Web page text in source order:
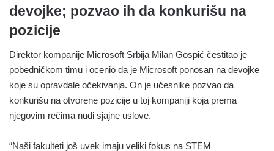
devojke; pozvao ih da konkurišu na
pozicije
Direktor kompanije Microsoft Srbija Milan Gospić čestitao je
pobedničkom timu i ocenio da je Microsoft ponosan na devojke
koje su opravdale očekivanja. On je učesnike pozvao da
konkurišu na otvorene pozicije u toj kompaniji koja prema
njegovim rečima nudi sjajne uslove.
“Naši fakulteti još uvek imaju veliki fokus na STEM